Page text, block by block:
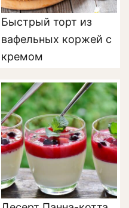
Быстрый торт из
вафельных коржей с
кремом